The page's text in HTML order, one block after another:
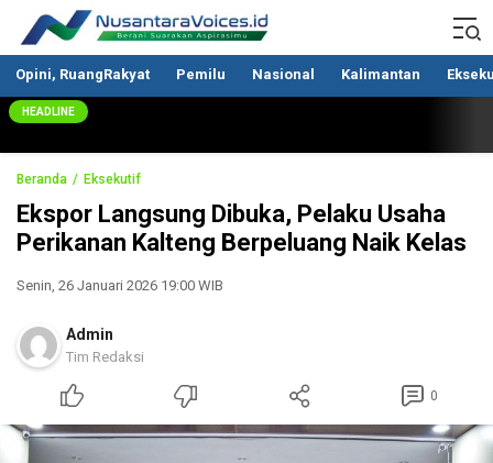
Nusantaravoices.id
Berani Suarakan Aspirasimu
Opini, RuangRakyat Pemilu Nasional Kalimantan
HEADLINE
Beranda Eksekutif
Ekspor Langsung Dibuka, Pelaku Usaha
Perikanan Kalteng Berpeluang Naik Kelas
Senin, 26 Januari 2026 19:00 WIB
Admin
Tim Redaksi
0